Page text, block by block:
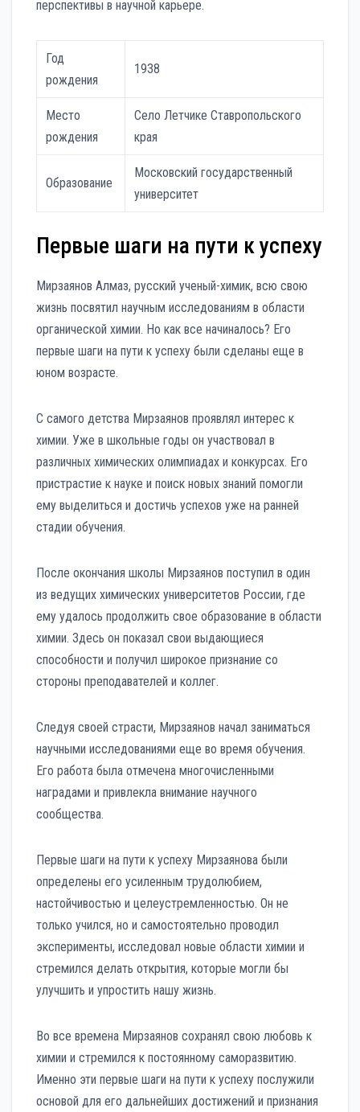
перспективы в научной карьере.
Год
рождения
1938
Место
рождения
Село Летчике Ставропольского
края
Образование
Московский государственный
университет
Первые шаги на пути к успеху
Мирзаянов Алмаз, русский ученый-химик, всю свою
жизнь посвятил научным исследованиям в области
органической химии. Но как все начиналось? Его
первые шаги на пути к успеху были сделаны еще в
юном возрасте.
С самого детства Мирзаянов проявлял интерес к
химии. Уже в школьные годы он участвовал в
различных химических олимпиадах и конкурсах. Его
пристрастие к науке и поиск новых знаний помогли
ему выделиться и достичь успехов уже на ранней
стадии обучения.
После окончания школы Мирзаянов поступил в один
из ведущих химических университетов России, где
ему удалось продолжить свое образование в области
химии. Здесь он показал свои выдающиеся
способности и получил широкое признание со
стороны преподавателей и коллег.
Следуя своей страсти, Мирзаянов начал заниматься
научными исследованиями еще во время обучения.
Его работа была отмечена многочисленными
наградами и привлекла внимание научного
сообщества.
Первые шаги на пути к успеху Мирзаянова были
определены его усиленным трудолюбием,
настойчивостью и целеустремленностью. Он не
только учился, но и самостоятельно проводил
эксперименты, исследовал новые области химии и
стремился делать открытия, которые могли бы
улучшить и упростить нашу жизнь.
Во все времена Мирзаянов сохранял свою любовь к
химии и стремился к постоянному саморазвитию.
Именно эти первые шаги на пути к успеху послужили
основой для его дальнейших достижений и признания